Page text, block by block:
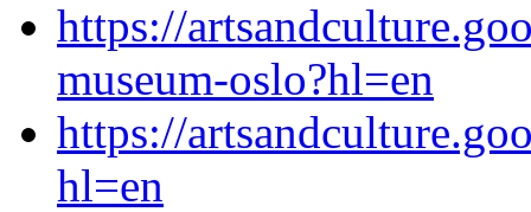
https://
museum-oslo?hl=en
https://
hl=en